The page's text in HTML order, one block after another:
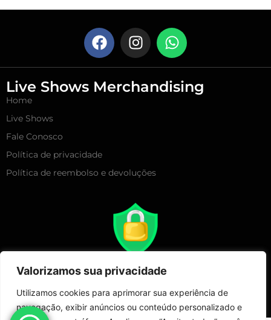
Valorizamos sua privacidade
Utilizamos cookies para aprimorar sua experiência de
navegação, exibir anúncios ou conteúdo personalizado e
Live Shows Merchandising
Home
Live Shows
Fale Conosco
Política de privacidade
Política de reembolso e devoluções